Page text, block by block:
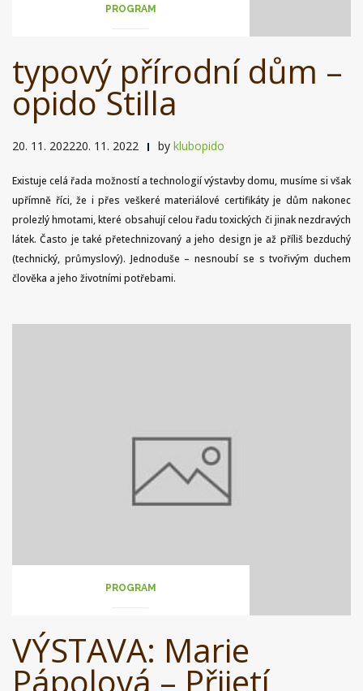
PROGRAM
typový přírodní dům –
opido Stilla
20. 11. 202220. 11. 2022 by klubopido
Existuje celá řada možností a technologií výstavby domu, musíme si však
upřímně říci, že i přes veškeré materiálové certifikáty je dům nakonec
prolezlý hmotami, které obsahují celou řadu toxických či jinak nezdravých
látek. Často je také přetechnizovaný a jeho design je až příliš bezduchý
(technický, průmyslový). Jednoduše – nesnoubí se s tvořivým duchem
člověka a jeho životními potřebami.
PROGRAM
VÝSTAVA: Marie
Pápolová – Přijetí